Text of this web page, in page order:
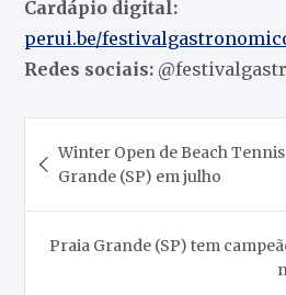
Cardápio digital:
perui.be/
Redes sociais:
de
Post
Winter Open de Beach
Grande (SP) em julho
Praia Grande (SP) tem